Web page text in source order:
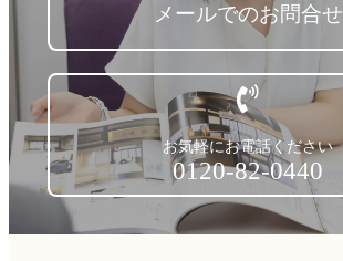
メールでのお問合せ
お気軽にお電話ください
0120-82-0440